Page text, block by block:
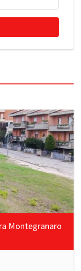
Montegranaro